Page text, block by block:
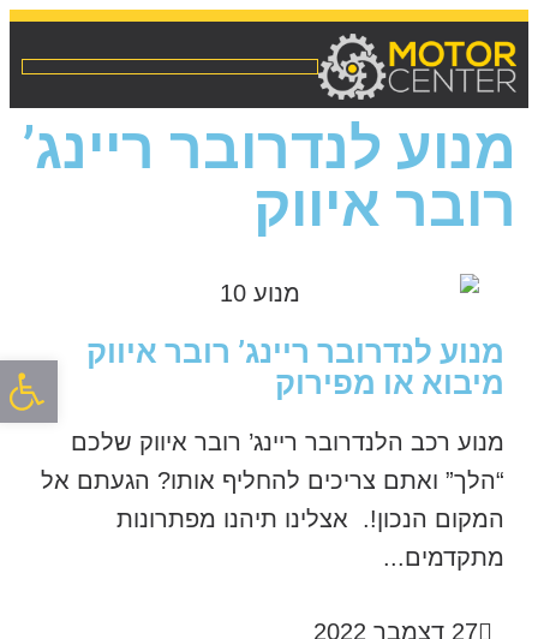
פתח
מנוע לנדרובר ריינג’
רובר איווק
מנוע לנדרובר ריינג’ רובר איווק
מיבוא או מפירוק
מנוע רכב הלנדרובר ריינג’ רובר איווק שלכם
“הלך” ואתם צריכים להחליף אותו? הגעתם אל
המקום הנכון!. אצלינו תיהנו מפתרונות
מתקדמים...
27 דצמבר 2022